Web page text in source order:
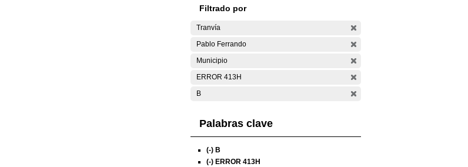
Filtrado por
Tranvía
Pablo Ferrando
Municipio
ERROR 413H
B
Palabras clave
(-) B
(-) ERROR 413H